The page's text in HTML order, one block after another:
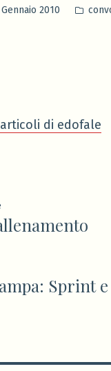
2010
di edofale
precedente:
Sprint